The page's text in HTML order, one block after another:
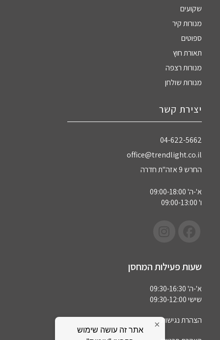
שקועים
מנורות קיר
ספוטים
תאורת חוץ
מנורות רצפה
מנורות שולחן
יצירת קשר
04-622-5662‏
office@trendlight.co.il
החרש 9 אזה"ת חדרה
א'-ה' 09:00-18:00
ו' 09:00-13:00
שעות פעילות המחסן
א'-ה' 09:30-16:30
שישי 09:30-12:00
הצהרת נגישות×
אתר זה עושה שימוש